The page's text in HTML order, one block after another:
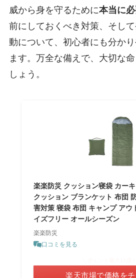
威から身を守るために本当に
前にしておくべき対策、そし
動について、初心者にも分か
ます。万全な備えで、大切な
しょう。
楽楽防災 クッション寝袋 カー
クッション ブランケット 布団
害対策 寝袋 布団 キャンプ アウ
イズフリー オールシーズン
楽楽防災
口コミを見る
楽天市場で価格を